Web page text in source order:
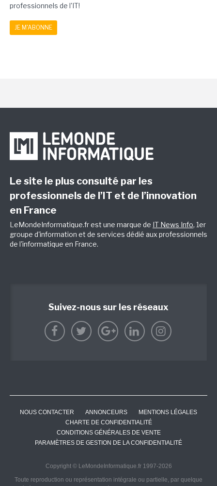
professionnels de l'IT!
JE M'ABONNE
Le site le plus consulté par les
professionnels de l’IT et de l’innovation
en France
LeMondeInformatique.fr est une marque de IT News Info, 1er
groupe d'information et de services dédié aux professionnels
de l'informatique en France.
Suivez-nous sur les réseaux
NOUS CONTACTER ANNONCEURS
MENTIONS LÉGALES
CHARTE DE CONFIDENTIALITÉ
CONDITIONS GÉNÉRALES DE VENTE
PARAMÈTRES DE GESTION DE LA CONFIDENTIALITÉ
Copyright © LeMondeInformatique.fr 1997-2026
Toute reproduction ou représentation intégrale ou partielle, par quelque